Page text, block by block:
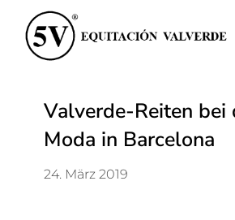
Valverde-Reiten bei
Moda in Barcelona
24. März 2019